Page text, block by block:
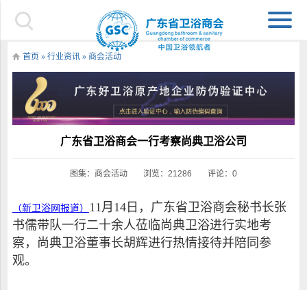
首页 » 行业资讯» 商会活动
广东省卫浴商会一行考察尚典卫浴公司
图集： 商会活动 浏览：21286 评论：0
（新卫浴网报道） 11月14日，广东省卫浴商会秘书长张
书儒带队一行二十余人莅临尚典卫浴进行实地考
察，尚典卫浴董事长胡辉进行热情接待并陪同参
观。